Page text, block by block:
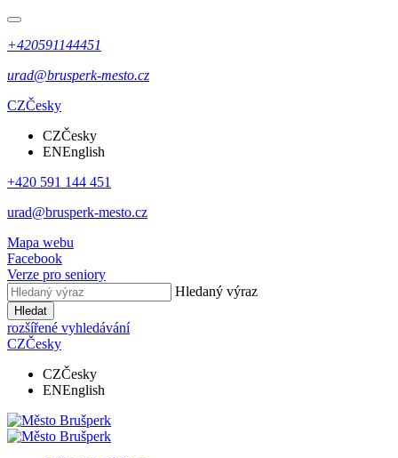
+420591144451
urad@brusperk-mesto.cz
CZČesky
CZČesky
ENEnglish
+420 591 144 451
urad@brusperk-mesto.cz
Mapa webu
Facebook
Verze pro seniory
Hledaný výraz
Hledat
rozšířené vyhledávání
CZČesky
CZČesky
ENEnglish